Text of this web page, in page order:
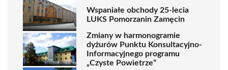
Wspaniałe obchody 25-lecia
LUKS Pomorzanin Zamęcin
Zmiany w harmonogramie
dyżurów Punktu Konsultacyjno-
Informacyjnego programu
„Czyste Powietrze”